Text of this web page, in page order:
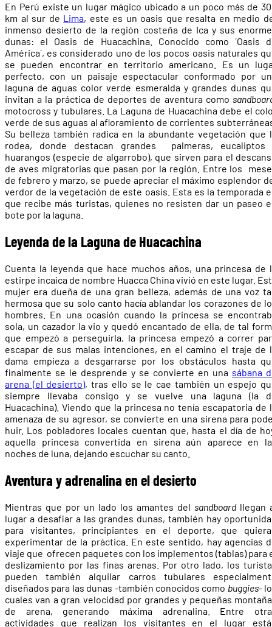
En Perú existe un lugar mágico ubicado a un poco más de
km al sur de Lima, este es un oasis que resalta en medio
inmenso desierto de la región costeña de Ica y sus
dunas: el Oasis de Huacachina. Conocido como ´Oasis
América´, es considerado uno de los pocos oasis naturales
se pueden encontrar en territorio americano. Es un
perfecto, con un paisaje espectacular conformado por
laguna de aguas color verde esmeralda y grandes dunas
invitan a la práctica de deportes de aventura como
motocross y tubulares. La Laguna de Huacachina debe el
verde de sus aguas al afloramiento de corrientes
Su belleza también radica en la abundante vegetación que
rodea, donde destacan grandes palmeras, eucaliptos
huarangos (especie de algarrobo), que sirven para el
de aves migratorias que pasan por la región. Entre los
de febrero y marzo, se puede apreciar el máximo esplendor
verdor de la vegetación de este oasis. Esta es la temporada
que recibe más turistas, quienes no resisten dar un paseo
bote por la laguna.
Leyenda de la Laguna de Huacachina
Cuenta la leyenda que hace muchos años, una princesa de
estirpe incaica de nombre Huacca China vivió en este lugar.
mujer era dueña de una gran belleza, además de una voz
hermosa que su solo canto hacía ablandar los corazones de
hombres. En una ocasión cuando la princesa se
sola, un cazador la vio y quedó encantado de ella, de tal
que empezó a perseguirla, la princesa empezó a correr
escapar de sus malas intenciones, en el camino el traje de
dama empieza a desgarrarse por los obstáculos hasta
finalmente se le desprende y se convierte en una sábana
arena (el desierto), tras ello se le cae también un espejo
siempre llevaba consigo y se vuelve una laguna (la
Huacachina). Viendo que la princesa no tenía escapatoria de
amenaza de su agresor, se convierte en una sirena para
huir. Los pobladores locales cuentan que, hasta el día de
aquella princesa convertida en sirena aún aparece en
noches de luna, dejando escuchar su canto.
Aventura y adrenalina en el desierto
Mientras que por un lado los amantes del sandboardllegan
lugar a desafiar a las grandes dunas, también hay
para visitantes, principiantes en el deporte, que
experimentar de la práctica. En este sentido, hay agencias
viaje que ofrecen paquetes con los implementos (tablas) para
deslizamiento por las finas arenas. Por otro lado, los
pueden también alquilar carros tubulares
diseñados para las dunas -también conocidos como buggies-
cuales van a gran velocidad por grandes y pequeñas
de arena, generando máxima adrenalina. Entre
actividades que realizan los visitantes en el lugar